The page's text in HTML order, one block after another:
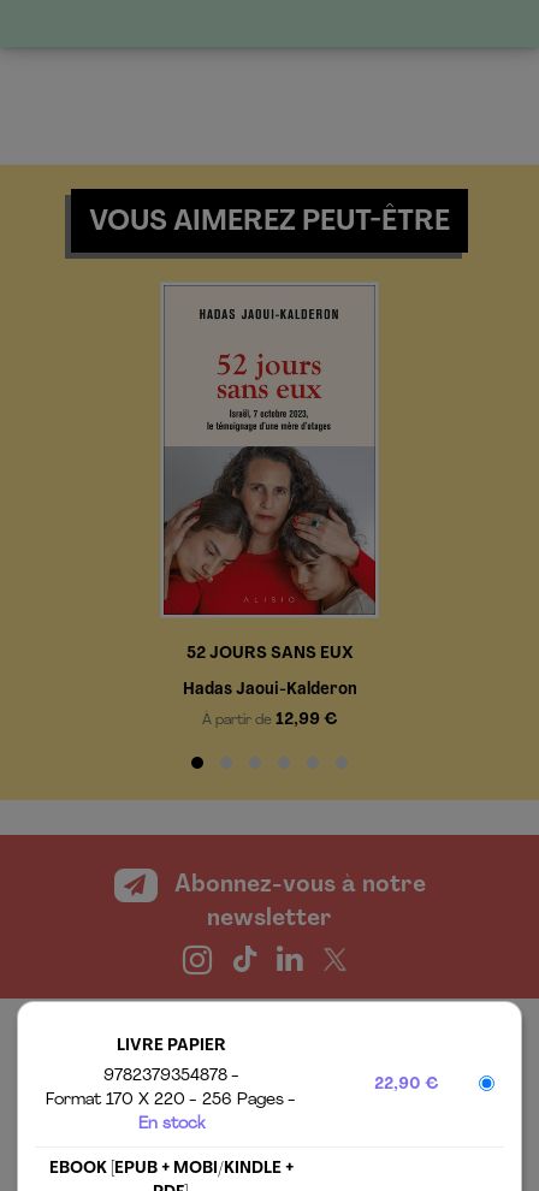
LIVRE PAPIER
9782379354878
Format 170 X 220
256 Pages
En stock
22,90 €
EBOOK [EPUB + MOBI/KINDLE +
VOUS AIMEREZ PEUT-ÊTRE
52 JOURS SANS EUX
Hadas Jaoui-Kalderon
À partir de 12,99 €
Abonnez-vous à notre
newsletter
LES ÉDITIONS ALISIO